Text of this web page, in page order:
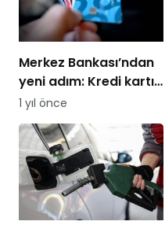
Merkez Bankası’ndan
yeni adım: Kredi kartı
faizlerinde indirime
gidildi
1 yıl önce